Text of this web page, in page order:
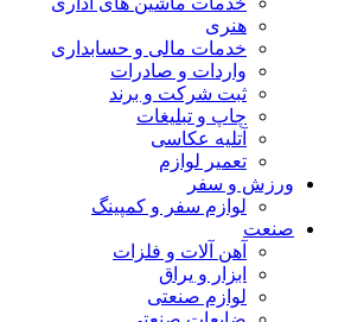
هنری
خدمات مالی و حسابداری
واردات و صادرات
ثبت شرکت و برند
چاپ و تبلیغات
آتلیه عکاسی
تعمیر لوازم
ورزش و سفر
لوازم سفر و کمپینگ
صنعت
آهن آلات و فلزات
ابزار و یراق
لوازم صنعتی